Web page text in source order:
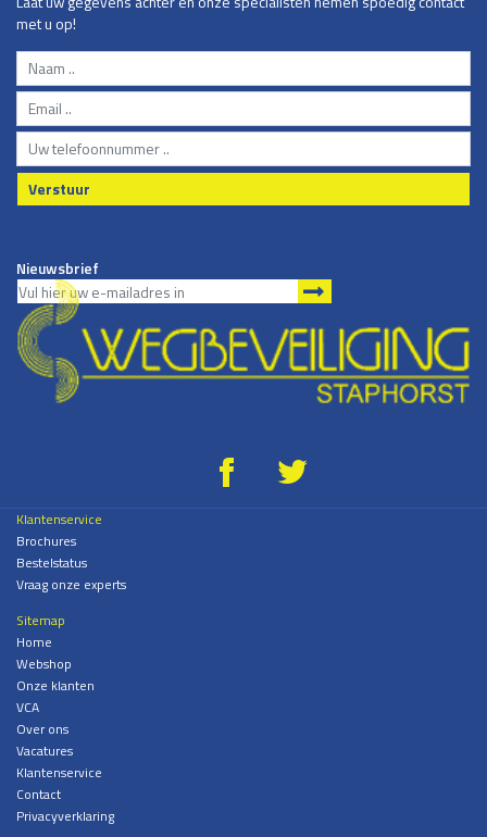
met u op!
Verstuur
Nieuwsbrief
g *
Klantenservice
Brochures
Bestelstatus
Vraag onze experts
Sitemap
Home
Webshop
Onze klanten
VCA
Over ons
Vacatures
Klantenservice
Contact
Privacyverklaring